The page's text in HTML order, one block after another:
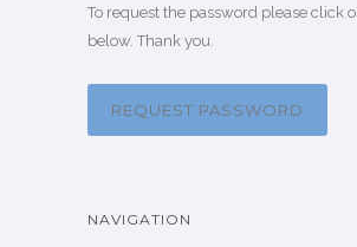
To request the password please click
below. Thank you.
REQUEST PASSWORD
NAVIGATION